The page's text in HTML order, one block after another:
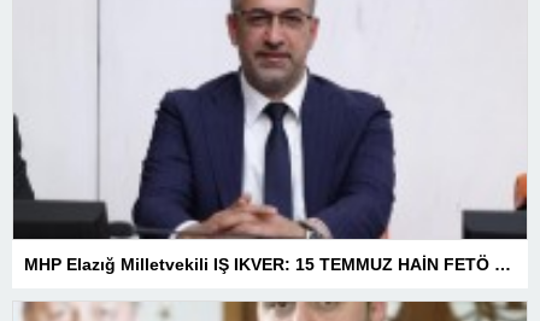
MHP Elazığ Milletvekili IŞ IKVER: 15 TEMMUZ HAİN FETÖ KALKIŞMASI TÜRKİYE’Yİ İŞGAL GİRİŞİMİDİR